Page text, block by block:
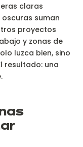
claras
suman
proyectos
y zonas de
luzca bien, sino
resultado: una